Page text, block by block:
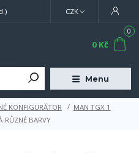
Menu
CZK
0
0 Kč
KONFIGURÁTOR
MAN TGX 1
RŮZNÉ BARVY